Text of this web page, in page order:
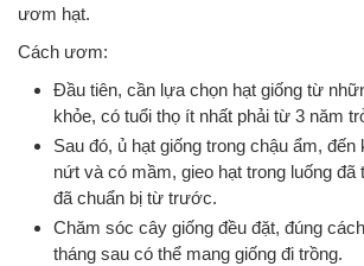
ươm hạt.
Cách ươm:
Đầu tiên, cần lựa chọn hạt giống từ
khỏe, có tuổi thọ ít nhất phải từ 3 năm
Sau đó, ủ hạt giống trong chậu ẩm, đến
nứt và có mầm, gieo hạt trong luống đã
đã chuẩn bị từ trước.
Chăm sóc cây giống đều đặt, đúng
tháng sau có thể mang giống đi trồng.